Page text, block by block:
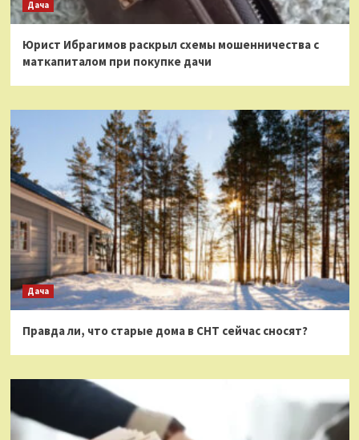
Дача
Юрист Ибрагимов раскрыл схемы мошенничества с
маткапиталом при покупке дачи
Дача
Правда ли, что старые дома в СНТ сейчас сносят?